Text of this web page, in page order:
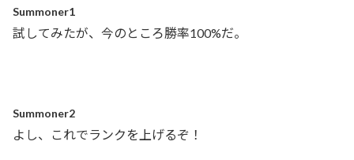
Summoner1
試してみたが、今のところ勝率100%だ。
Summoner2
よし、これでランクを上げるぞ！